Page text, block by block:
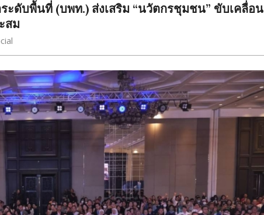
ดับพื้นที่ (บพท.) ส่งเสริม “นวัตกรชุมชน” ขับเคลื่อน
สม